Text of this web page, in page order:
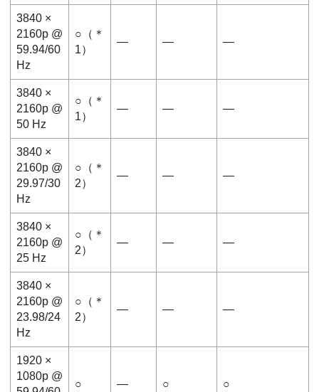
3840 ×
2160p @
59.94/60
Hz
○（＊
1）
― ― ―
3840 ×
2160p @
50 Hz
○（＊
1）
― ― ―
3840 ×
2160p @
29.97/30
Hz
○（＊
2）
― ― ―
3840 ×
2160p @
25 Hz
○（＊
2）
― ― ―
3840 ×
2160p @
23.98/24
Hz
○（＊
2）
― ― ―
1920 ×
1080p @
○ ― ○ ○